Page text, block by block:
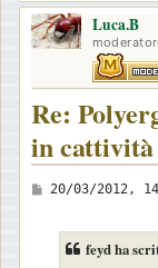
Luca.B
Re:
in cattività
M
20/03/2012,
feyd ha